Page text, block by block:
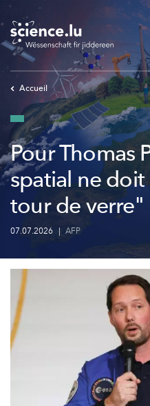
Skip
to
main
content
Accueil
Pour Thomas
spatial ne
tour de verre"
07.07.2026 | AFP